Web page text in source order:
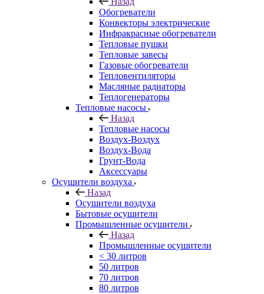
Обогреватели
Конвекторы электрические
Инфракрасные обогреватели
Тепловые пушки
Тепловые завесы
Газовые обогреватели
Тепловентиляторы
Масляные радиаторы
Теплогенераторы
Тепловые насосы
Назад
Тепловые насосы
Воздух-Воздух
Воздух-Вода
Грунт-Вода
Аксессуары
Осушители воздуха
Назад
Осушители воздуха
Бытовые осушители
Промышленные осушители
Назад
Промышленные осушители
< 30 литров
50 литров
70 литров
80 литров